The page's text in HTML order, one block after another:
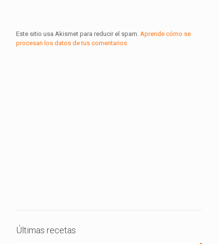
Este sitio usa Akismet para reducir el spam. Aprende cómo se
procesan los datos de tus comentarios.
Últimas recetas